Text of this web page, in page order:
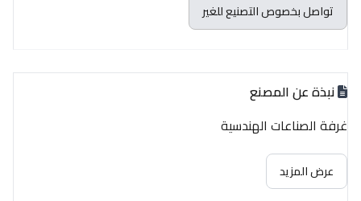
تواصل بخصوص التصنيع للغير
نبذة عن المصنع
غرفة الصناعات الهندسية
عرض المزيد